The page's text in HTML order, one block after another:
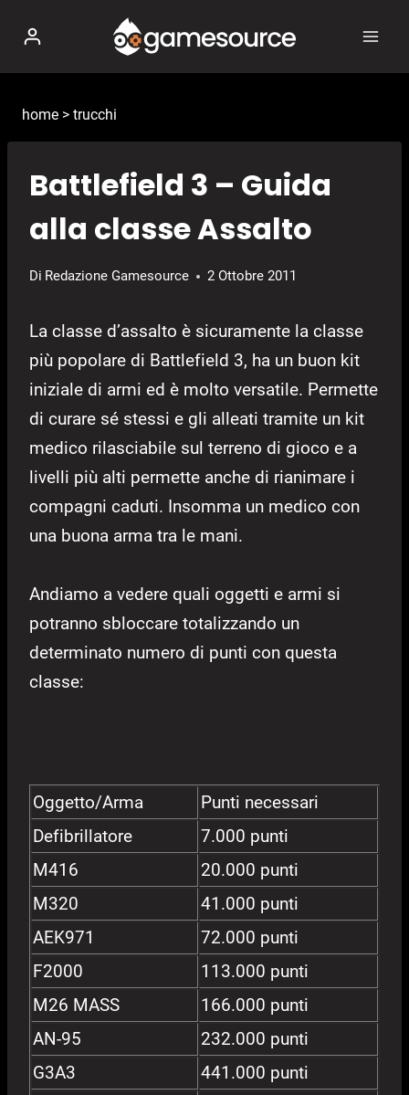
contenuto
home > trucchi
Battlefield 3 – Guida
alla classe Assalto
Di Redazione Gamesource 2 Ottobre 2011
La classe d’assalto è sicuramente la classe
più popolare di Battlefield 3, ha un buon kit
iniziale di armi ed è molto versatile. Permette
di curare sé stessi e gli alleati tramite un kit
medico rilasciabile sul terreno di gioco e a
livelli più alti permette anche di rianimare i
compagni caduti. Insomma un medico con
una buona arma tra le mani.
Andiamo a vedere quali oggetti e armi si
potranno sbloccare totalizzando un
determinato numero di punti con questa
classe:
Oggetto/Arma
Punti necessari
Defibrillatore
7.000 punti
M416
20.000 punti
M320
41.000 punti
AEK971
72.000 punti
F2000
113.000 punti
M26 MASS
166.000 punti
AN-95
232.000 punti
G3A3
441.000 punti